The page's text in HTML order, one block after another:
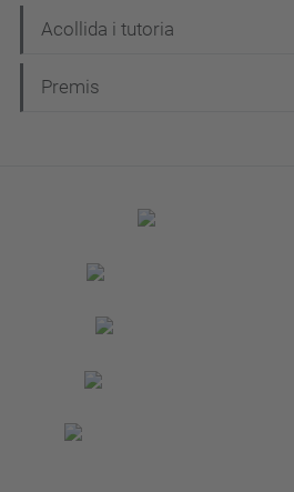
Acollida i tutoria
Premis